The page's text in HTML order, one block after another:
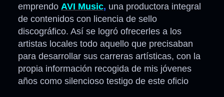
emprendo AVI Music, una productora integral
de contenidos con licencia de sello
discográfico. Así se logró ofrecerles a los
artistas locales todo aquello que precisaban
para desarrollar sus carreras artísticas, con la
propia información recogida de mis jóvenes
años como silencioso testigo de este oficio